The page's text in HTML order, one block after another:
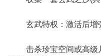
玄武特权：激活后增
击杀珍宝空间或高级